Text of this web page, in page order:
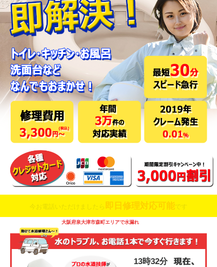
今お電話いただけましたら 即日修理対応可能 です
大阪府泉大津市森町エリアで水漏れ
13時32分